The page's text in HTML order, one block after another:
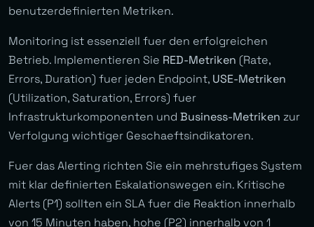
benutzerdefinierten Metriken.
Monitoring ist essenziell fuer den erfolgreichen
Betrieb. Implementieren Sie RED-Metriken (Rate,
Errors, Duration) fuer jeden Endpoint, USE-Metriken
(Utilization, Saturation, Errors) fuer
Infrastrukturkomponenten und Business-Metriken zur
Verfolgung wichtiger Geschaeftsindikatoren.
Fuer das Alerting richten Sie ein mehrstufiges System
mit klar definierten Eskalationswegen ein. Kritische
Alerts (P1) sollten ein SLA fuer die Reaktion innerhalb
von 15 Minuten haben, hohe (P2) innerhalb von 1